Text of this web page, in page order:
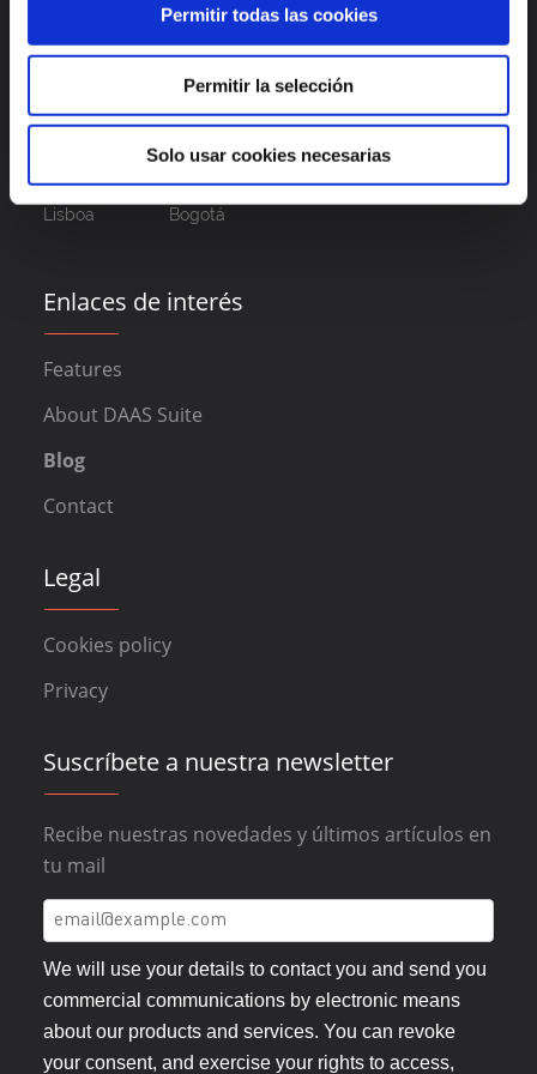
Permitir todas las cookies
Permitir la selección
Solo usar cookies necesarias
Valencia
Alicante
México
Lisboa
Bogotá
Enlaces de interés
Features
About DAAS Suite
Blog
Contact
Legal
Cookies policy
Privacy
Suscríbete a nuestra newsletter
Recibe nuestras novedades y últimos artículos en
tu mail
We will use your details to contact you and send you
commercial communications by electronic means
about our products and services. You can revoke
your consent, and exercise your rights to access,